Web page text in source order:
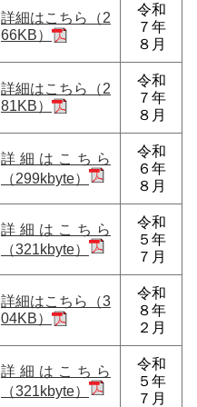
詳細はこちら（2
66KB）
令和
７年
８月
詳細はこちら（2
81KB）
令和
７年
８月
詳細はこちら
（299kbyte）
令和
６年
８月
詳細はこちら
（321kbyte）
令和
５年
７月
詳細はこちら（3
04KB）
令和
８年
２月
詳細はこちら
（321kbyte）
令和
５年
７月